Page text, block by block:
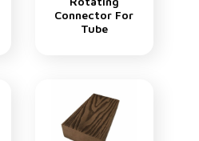
Connector For
Tube